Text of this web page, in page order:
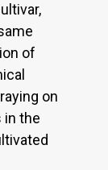
of
on
in the